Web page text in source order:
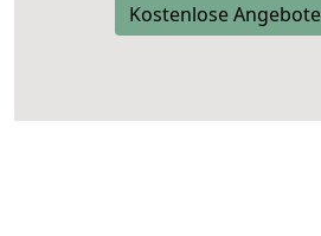
Kostenlose